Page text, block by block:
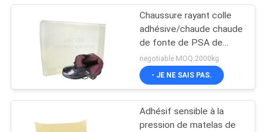
Chaussure rayant colle
adhésive/chaude chaude
de fonte de PSA de
fonte pour la
stratification non-tissée
negotiable MOQ:2000kg
- JE NE SAIS PAS.
Adhésif sensible à la
pression de matelas de